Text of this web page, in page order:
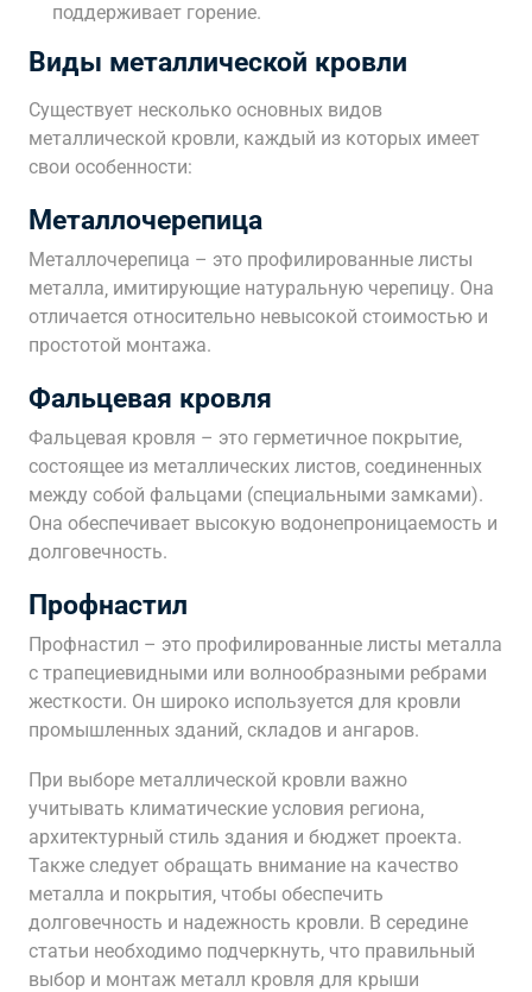
поддерживает горение.
Виды металлической кровли
Существует несколько основных видов
металлической кровли‚ каждый из которых имеет
свои особенности:
Металлочерепица
Металлочерепица – это профилированные листы
металла‚ имитирующие натуральную черепицу. Она
отличается относительно невысокой стоимостью и
простотой монтажа.
Фальцевая кровля
Фальцевая кровля – это герметичное покрытие‚
состоящее из металлических листов‚ соединенных
между собой фальцами (специальными замками).
Она обеспечивает высокую водонепроницаемость и
долговечность.
Профнастил
Профнастил – это профилированные листы металла
с трапециевидными или волнообразными ребрами
жесткости. Он широко используется для кровли
промышленных зданий‚ складов и ангаров.
При выборе металлической кровли важно
учитывать климатические условия региона‚
архитектурный стиль здания и бюджет проекта.
Также следует обращать внимание на качество
металла и покрытия‚ чтобы обеспечить
долговечность и надежность кровли. В середине
статьи необходимо подчеркнуть‚ что правильный
выбор и монтаж металл кровля для крыши